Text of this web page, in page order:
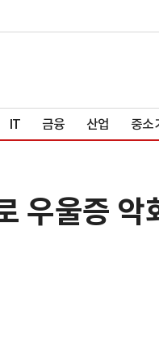
IT 금융 산업 중소
우울증